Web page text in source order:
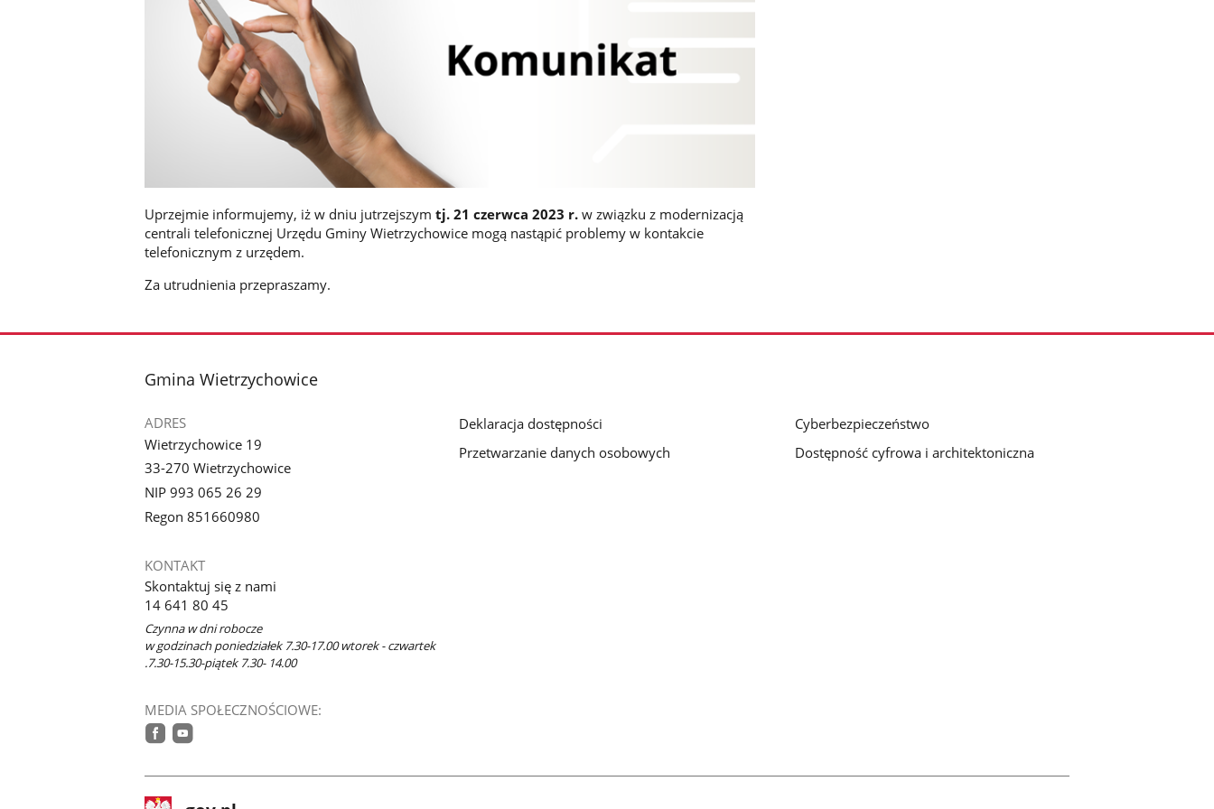
Uprzejmie informujemy, iż w dniu jutrzejszym tj. 21 czerwca 2023 r. w związku z modernizacją
centrali telefonicznej Urzędu Gminy Wietrzychowice mogą nastąpić problemy w kontakcie
telefonicznym z urzędem.
Za utrudnienia przepraszamy.
stopka
Gmina Wietrzychowice
ADRES
Wietrzychowice 19
33-270 Wietrzychowice
NIP 993 065 26 29
Regon 851660980
KONTAKT
Skontaktuj się z nami
14 641 80 45
Czynna w dni robocze
w godzinach poniedziałek 7.30-17.00 wtorek - czwartek
.7.30-15.30-piątek 7.30- 14.00
MEDIA SPOŁECZNOŚCIOWE:
Deklaracja dostępności
Przetwarzanie danych osobowych
Cyberbezpieczeństwo
Dostępność cyfrowa i architektoniczna
stopka